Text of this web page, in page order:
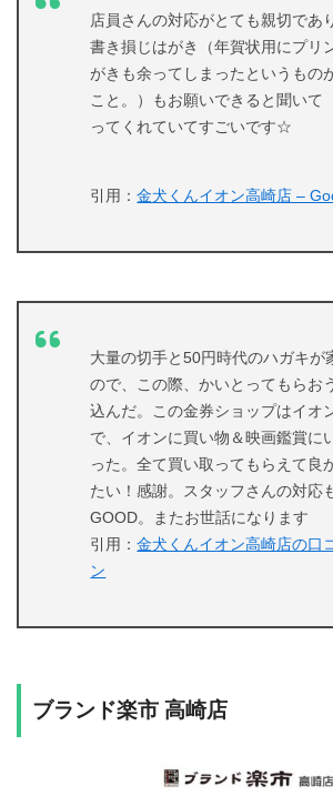
店員さんの対応がとても親切であ
書き損じはがき（年賀状用にプリ
がきも余ってしまったというもの
こと。）もお願いできると聞い
ってくれていてすごいです☆
引用：金犬くんイオン高崎店 –
大量の切手と50円時代のハガキが
ので、この際、かいとってもらお
込んだ。この金券ショップはイオ
で、イオンに買い物＆映画鑑賞に
った。全て買い取ってもらえて良
たい！感謝。スタッフさんの対応
GOOD。またお世話になります
引用：金犬くんイオン高崎店の口
ン
ブランド楽市 高崎店